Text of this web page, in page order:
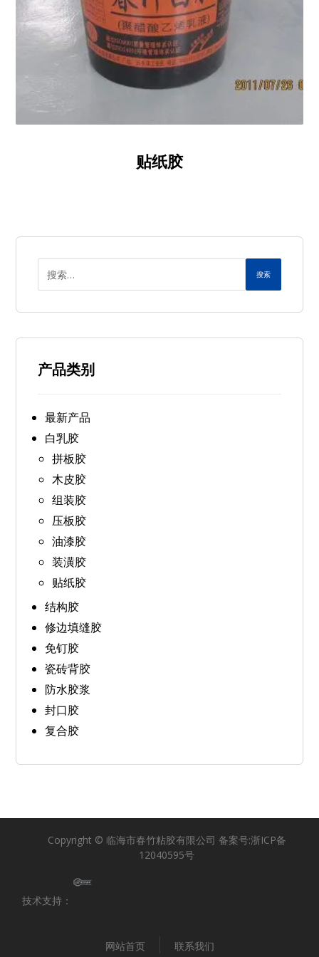
贴纸胶
搜索
产品类别
最新产品
白乳胶
拼板胶
木皮胶
组装胶
压板胶
油漆胶
装潢胶
贴纸胶
结构胶
修边填缝胶
免钉胶
瓷砖背胶
防水胶浆
封口胶
复合胶
Copyright © 临海市春竹粘胶有限公司 备案号:浙ICP备
12040595号
技术支持：
联系我们
网站首页